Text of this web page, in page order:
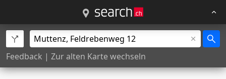
Feedback | Zur alten Karte wechseln